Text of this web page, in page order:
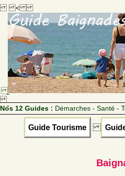
<
Nos 12 Guides : Démarches - Santé -
Guide Tourisme